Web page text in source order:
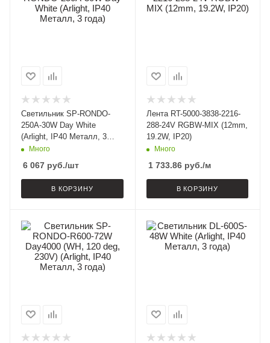
Светильник SP-RONDO-
250A-30W Day White
(Arlight, IP40 Металл, 3
года)Много
6 067 руб./шт
В КОРЗИНУ
Лента RT-5000-3838-2216-
288-24V RGBW-MIX (12mm,
19.2W, IP20)
Много
1 733.86руб./м
В КОРЗИНУ